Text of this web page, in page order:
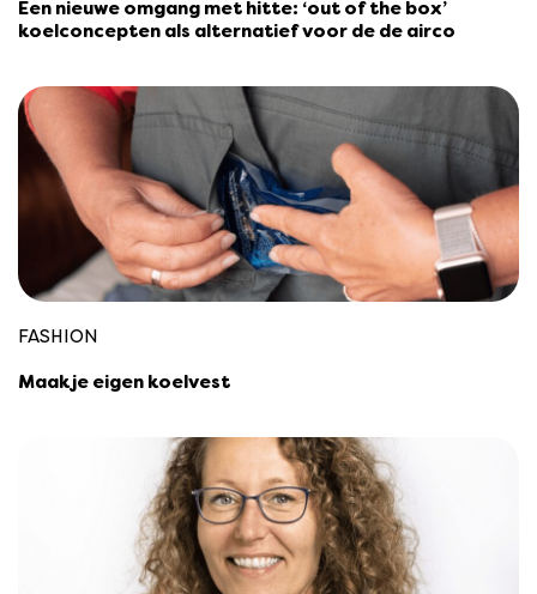
Een nieuwe omgang met hitte: ‘out of the box’
koelconcepten als alternatief voor de de airco
FASHION
Maak je eigen koelvest